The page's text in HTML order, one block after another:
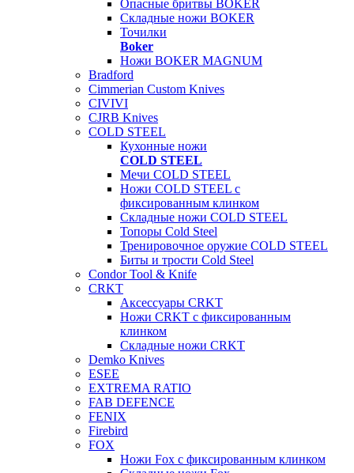
Опасные бритвы BOKER
Складные ножи BOKER
Точилки
Boker
Ножи BOKER MAGNUM
Bradford
Cimmerian Custom Knives
CIVIVI
CJRB Knives
COLD STEEL
Кухонные ножи
COLD STEEL
Мечи COLD STEEL
Ножи COLD STEEL с
фиксированным клинком
Складные ножи COLD STEEL
Топоры Cold Steel
Тренировочное оружие COLD STEEL
Биты и трости Cold Steel
Condor Tool & Knife
CRKT
Аксессуары CRKT
Ножи CRKT с фиксированным
клинком
Складные ножи CRKT
Demko Knives
ESEE
EXTREMA RATIO
FAB DEFENCE
FENIX
Firebird
FOX
Ножи Fox с фиксированным клинком